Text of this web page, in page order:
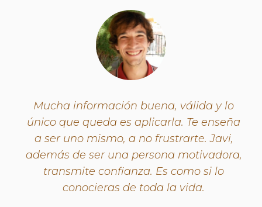
Mucha información buena, válida y lo
único que queda es aplicarla. Te enseña
a ser uno mismo, a no frustrarte. Javi,
además de ser una persona motivadora,
transmite confianza. Es como si lo
conocieras de toda la vida.